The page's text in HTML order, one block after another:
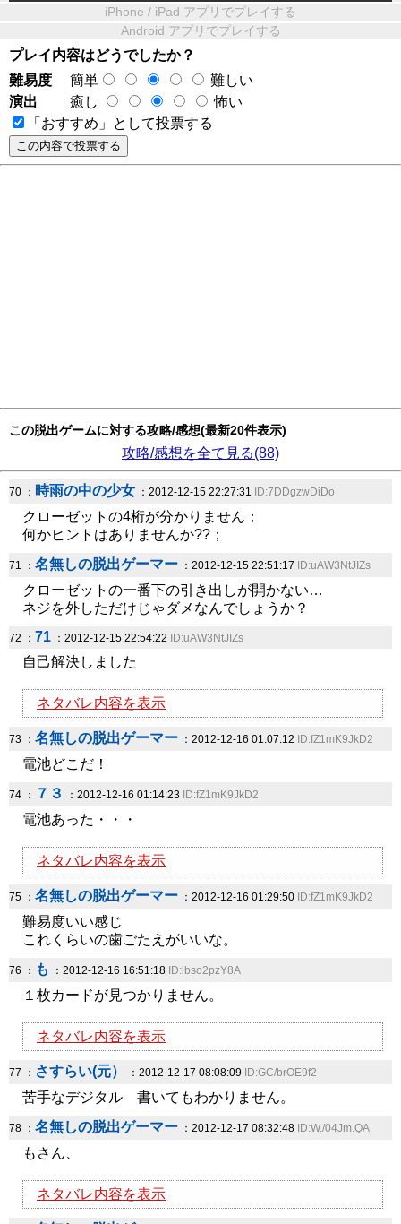
iPhone / iPad アプリでプレイする
Android アプリでプレイする
プレイ内容はどうでしたか？
難易度
簡単
難しい
演出
癒し
怖い
「おすすめ」として投票する
この脱出ゲームに対する攻略/感想(最新20件表示)
攻略/感想を全て見る(88)
70 ： 時雨の中の少女 ：2012-12-15 22:27:31 ID:7DDgzwDiDo
クローゼットの4桁が分かりません；
何かヒントはありませんか??；
71 ： 名無しの脱出ゲーマー ：2012-12-15 22:51:17 ID:uAW3NtJIZs
クローゼットの一番下の引き出しが開かない…
ネジを外しただけじゃダメなんでしょうか？
72 ： 71 ：2012-12-15 22:54:22 ID:uAW3NtJIZs
自己解決しました
ネタバレ内容を表示
73 ： 名無しの脱出ゲーマー ：2012-12-16 01:07:12 ID:fZ1mK9JkD2
電池どこだ！
74 ： ７３ ：2012-12-16 01:14:23 ID:fZ1mK9JkD2
電池あった・・・
ネタバレ内容を表示
75 ： 名無しの脱出ゲーマー ：2012-12-16 01:29:50 ID:fZ1mK9JkD2
難易度いい感じ
これくらいの歯ごたえがいいな。
76 ： も ：2012-12-16 16:51:18 ID:lbso2pzY8A
１枚カードが見つかりません。
ネタバレ内容を表示
77 ： さすらい(元） ：2012-12-17 08:08:09 ID:GC/brOE9f2
苦手なデジタル 書いてもわかりません。
78 ： 名無しの脱出ゲーマー ：2012-12-17 08:32:48 ID:W./04Jm.QA
もさん、
ネタバレ内容を表示